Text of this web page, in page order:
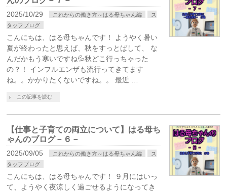
2025/10/29 これからの働き方～はる母ちゃん編
ス
タッフブログ
こんにちは、はる母ちゃんです！ ようやく暑い
夏が終わったと思えば、秋をすっとばして、 な
んだかもう寒いですね💦秋どこ行っちゃった
の？！ インフルエンザも流行ってきてます
ね。。かかりたくないですね。。 最近 …
この記事を読む
【仕事と子育ての両立について】はる母ち
ゃんのブログ－６－
2025/09/05 これからの働き方～はる母ちゃん編
ス
タッフブログ
こんにちは、はる母ちゃんです！ ９月にはいっ
て、ようやく夜涼しく過ごせるようになってき